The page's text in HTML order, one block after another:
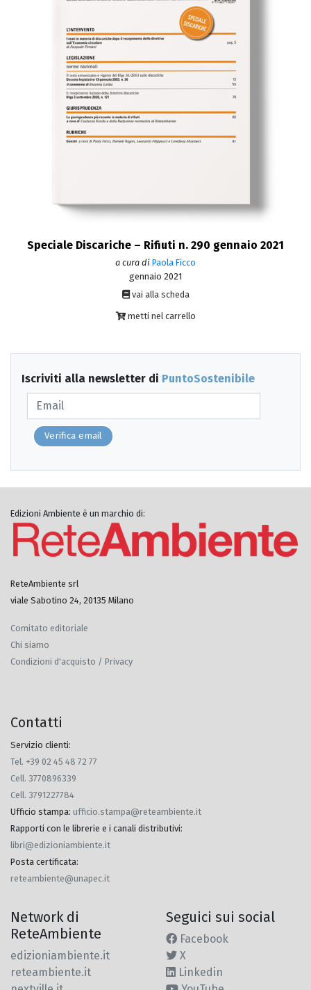
Speciale Discariche – Rifiuti n. 290 gennaio 2021
a cura di Paola Ficco
gennaio 2021
vai alla scheda
metti nel carrello
Iscriviti alla newsletter di PuntoSostenibile
Verifica email
Edizioni Ambiente è un marchio di:
ReteAmbiente srl
viale Sabotino 24, 20135 Milano
Comitato editoriale
Chi siamo
Condizioni d'acquisto / Privacy
Contatti
Servizio clienti:
Tel. +39 02 45 48 72 77
Cell. 3770896339
Cell. 3791227784
Ufficio stampa: ufficio.stampa@reteambiente.it
Rapporti con le librerie e i canali distributivi:
libri@edizioniambiente.it
Posta certificata:
reteambiente@unapec.it
Network di
ReteAmbiente
edizioniambiente.it
reteambiente.it
Seguici sui social
Facebook
X
Linkedin